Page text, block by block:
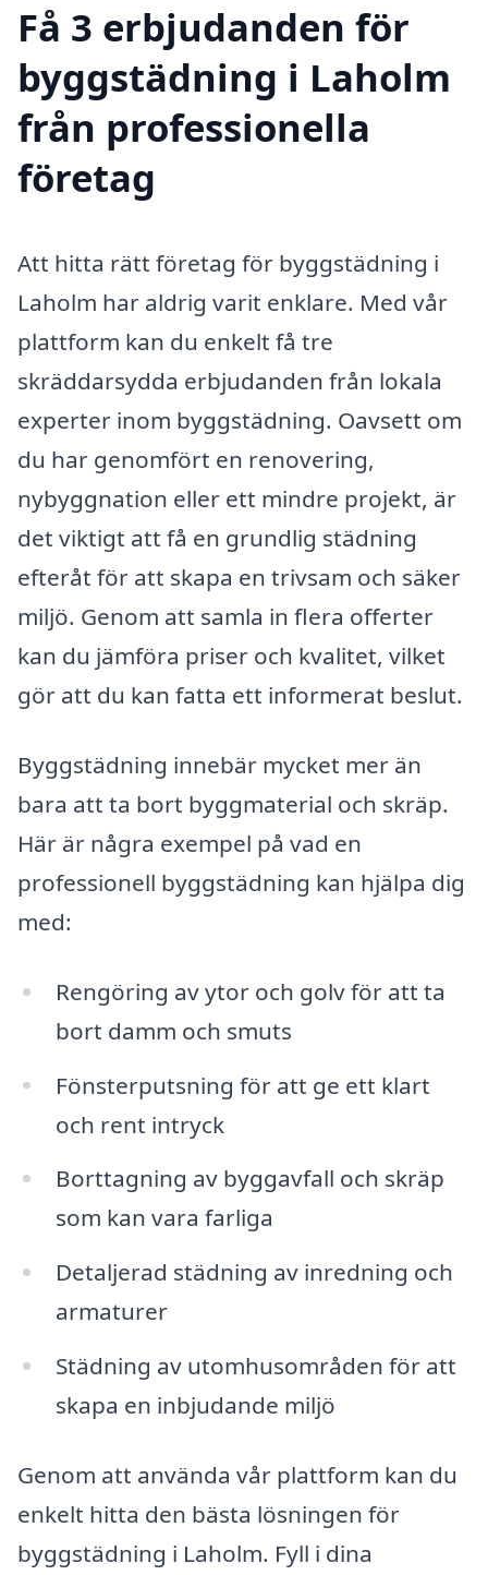
Få 3 erbjudanden för
byggstädning i Laholm
från professionella
företag
Att hitta rätt företag för byggstädning i
Laholm har aldrig varit enklare. Med vår
plattform kan du enkelt få tre
skräddarsydda erbjudanden från lokala
experter inom byggstädning. Oavsett om
du har genomfört en renovering,
nybyggnation eller ett mindre projekt, är
det viktigt att få en grundlig städning
efteråt för att skapa en trivsam och säker
miljö. Genom att samla in flera offerter
kan du jämföra priser och kvalitet, vilket
gör att du kan fatta ett informerat beslut.
Byggstädning innebär mycket mer än
bara att ta bort byggmaterial och skräp.
Här är några exempel på vad en
professionell byggstädning kan hjälpa dig
med:
Rengöring av ytor och golv för att ta
bort damm och smuts
Fönsterputsning för att ge ett klart
och rent intryck
Borttagning av byggavfall och skräp
som kan vara farliga
Detaljerad städning av inredning och
armaturer
Städning av utomhusområden för att
skapa en inbjudande miljö
Genom att använda vår plattform kan du
enkelt hitta den bästa lösningen för
byggstädning i Laholm. Fyll i dina